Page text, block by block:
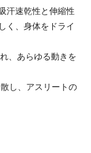
汗速乾性と伸縮性
く、身体をドライ
、あらゆる動きを
し、アスリートの